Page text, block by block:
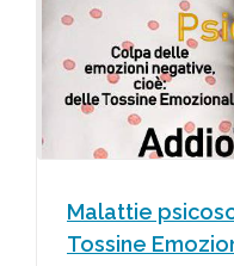
Malattie
Tossine